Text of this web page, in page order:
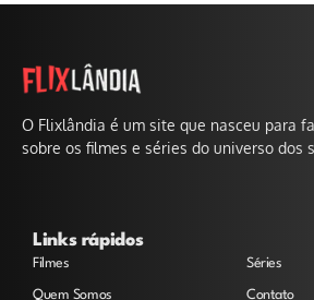
O Flixlândia é um site que nasceu para
sobre os filmes e séries do universo dos
Links rápidos
Filmes Séries
Quem Somos Contato